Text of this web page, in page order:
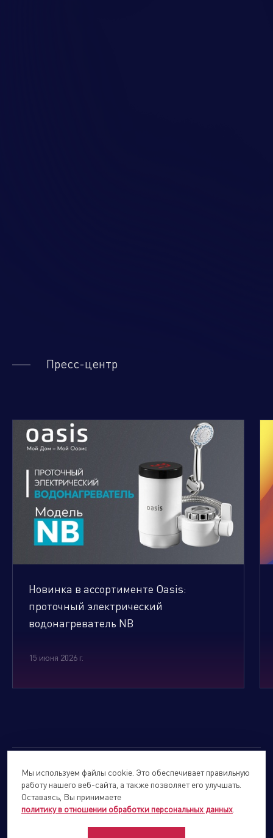
Пресс-центр
Новинка в ассортименте Oasis:
проточный электрический
водонагреватель NB
15 июня 2026 г.
© 2026Forte Holding.Все права защищены.
Политика обработки персональных данных
Сайты подразделений Холдинга
Мы используем файлы cookie. Это обеспечивает правильную
работу нашего веб-сайта, а также позволяет его улучшать.
Оставаясь, Вы принимаете
политику в отношении обработки персональных данных